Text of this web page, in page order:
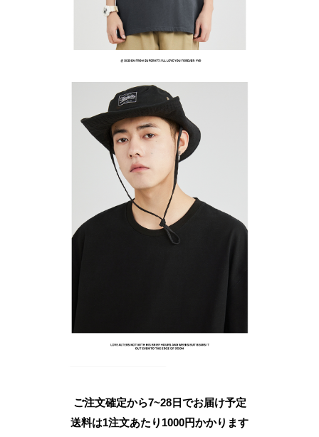
ご注文確定から7~28日でお届け予定
送料は1注文あたり 1000円かかります